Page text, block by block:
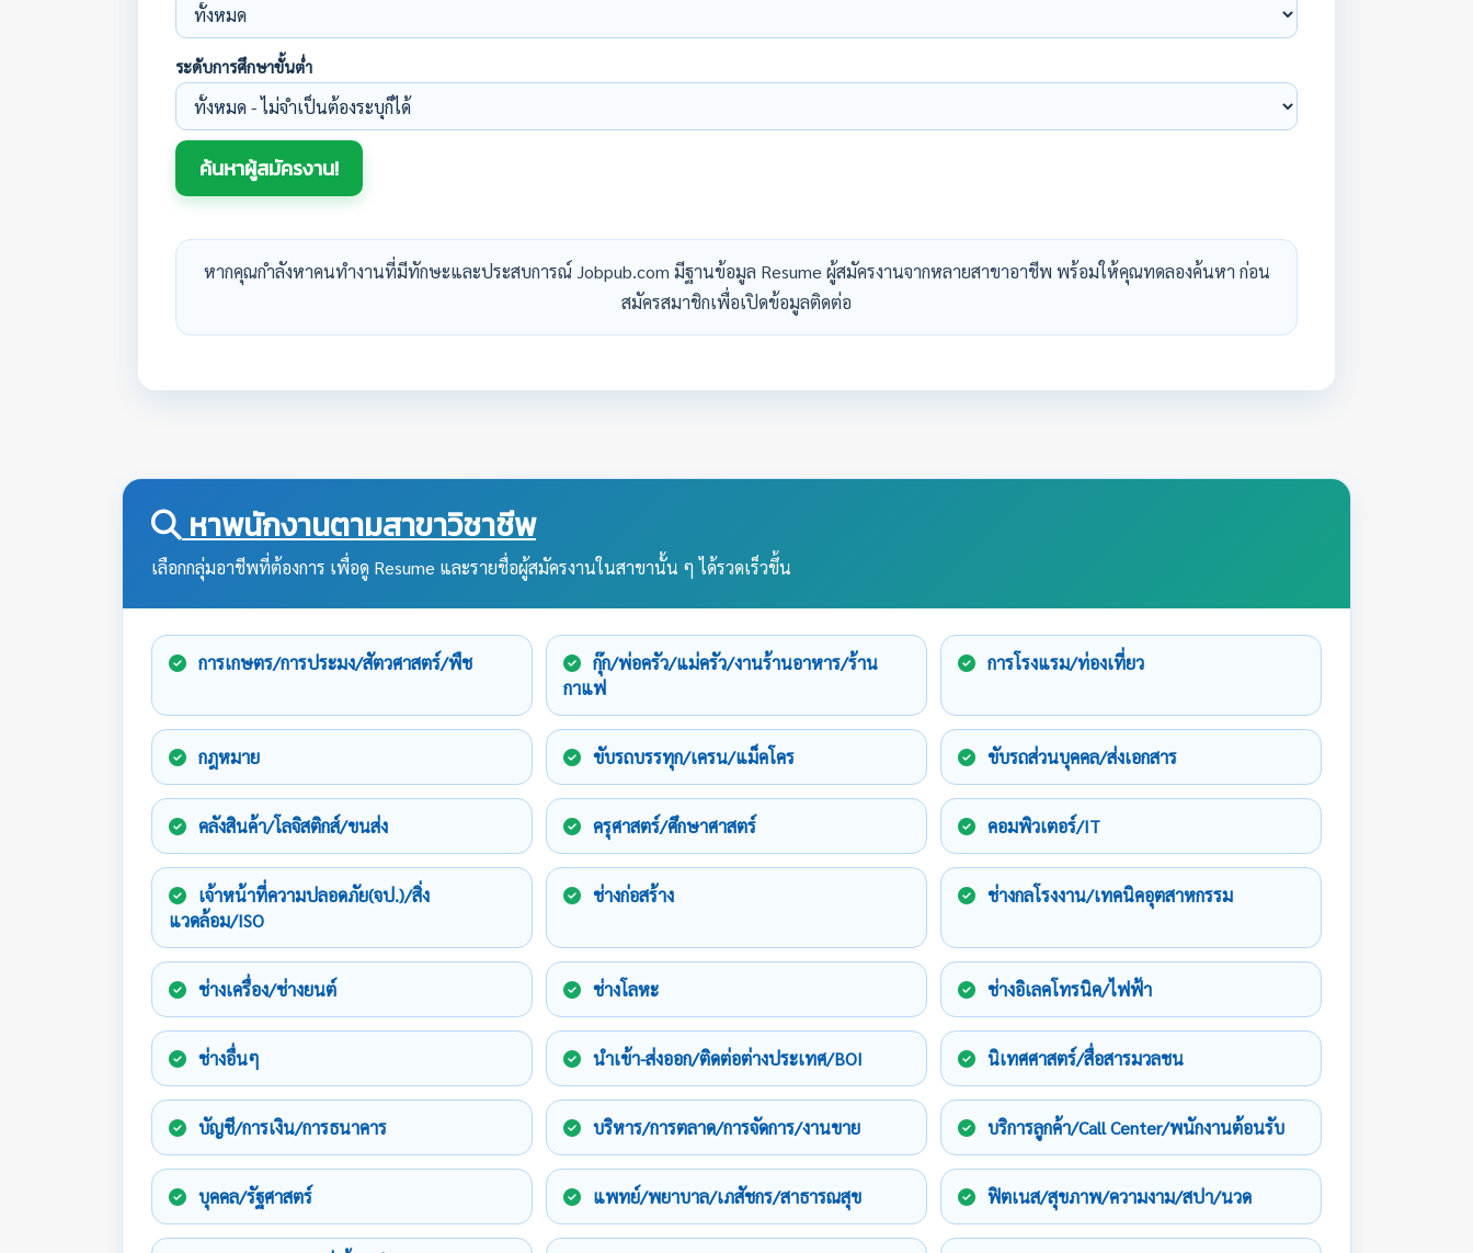
ระดับการศึกษาขั้นต่ำ
หากคุณกำลังหาคนทำงานที่มีทักษะและประสบการณ์ Jobpub.com มีฐานข้อมูล Resume ผู้สมัครงานจากหลายสาขาอาชีพ พร้อมให้คุณทดลองค้นหา ก่อน
สมัครสมาชิกเพื่อเปิดข้อมูลติดต่อ
หาพนักงานตามสาขาวิชาชีพ
เลือกกลุ่มอาชีพที่ต้องการ เพื่อดู Resume และรายชื่อผู้สมัครงานในสาขานั้น ๆ ได้รวดเร็วขึ้น
การเกษตร/การประมง/สัตวศาสตร์/พืช
กุ๊ก/พ่อครัว/แม่ครัว/งานร้านอาหาร/ร้าน
กาแฟ
การโรงแรม/ท่องเที่ยว
กฎหมาย ขับรถบรรทุก/เครน/แม็คโคร ขับรถส่วนบุคคล/ส่งเอกสาร
คลังสินค้า/โลจิสติกส์/ขนส่ง ครุศาสตร์/ศึกษาศาสตร์ คอมพิวเตอร์/IT
เจ้าหน้าที่ความปลอดภัย(จป.)/สิ่ง
แวดล้อม/ISO
ช่างก่อสร้าง ช่างกลโรงงาน/เทคนิคอุตสาหกรรม
ช่างเครื่อง/ช่างยนต์ ช่างโลหะ ช่างอิเลคโทรนิค/ไฟฟ้า
ช่างอื่นๆ นำเข้า-ส่งออก/ติดต่อต่างประเทศ/BOI นิเทศศาสตร์/สื่อสารมวลชน
บัญชี/การเงิน/การธนาคาร บริหาร/การตลาด/การจัดการ/งานขาย บริการลูกค้า/Call Center/พนักงานต้อนรับ
บุคคล/รัฐศาสตร์ แพทย์/พยาบาล/เภสัชกร/สาธารณสุข ฟิตเนส/สุขภาพ/ความงาม/สปา/นวด